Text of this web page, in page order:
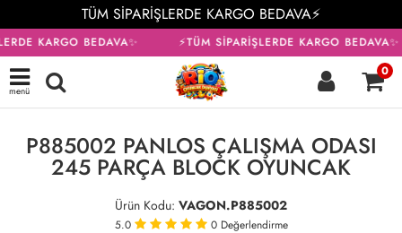
TÜM SİPARİŞLERDE KARGO BEDAVA⚡
KARGO BEDAVA✨ ⚡TÜM SİPARİŞLERDE KARGO BEDAVA✨
menü
0
P885002 PANLOS ÇALIŞMA ODASI
245 PARÇA BLOCK OYUNCAK
Ürün Kodu: VAGON.P885002
5.0 0 Değerlendirme